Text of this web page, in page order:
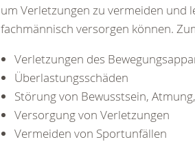
um Verletzungen zu vermeiden und
fachmännisch versorgen können.
Verletzungen des
Überlastungsschäden
Störung von Bewusstsein,
Versorgung von Verletzungen
Vermeiden von Sportunfällen